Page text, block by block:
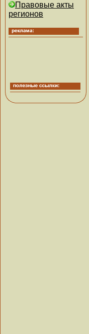
Правовые акты
регионов